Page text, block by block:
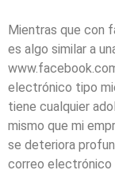
Mientras que con
es algo similar a
electrónico tipo
tiene cualquier
mismo que mi
se deteriora
correo electrónico